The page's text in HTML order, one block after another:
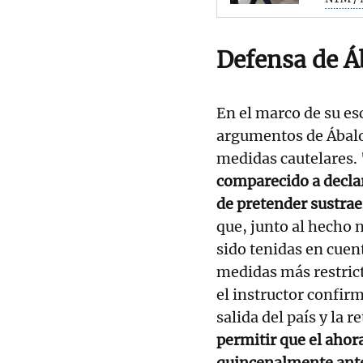
Defensa de
En el marco de su
argumentos de
medidas
comparecido a
de pretender
que, junto al hecho
sido tenidas en
medidas más
el instructor
salida del país y la
permitir que el